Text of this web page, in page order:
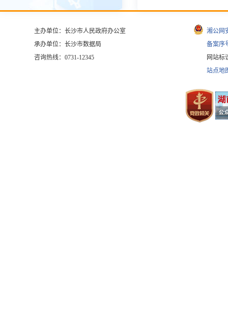
主办单位：长沙市人民政府办公室
承办单位：长沙市数据局
咨询热线：0731-12345
湘公网
备案序
网站标
站点地